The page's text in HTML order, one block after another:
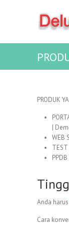
PRODUK
|
WEB
TEST
Anda harus
Cara